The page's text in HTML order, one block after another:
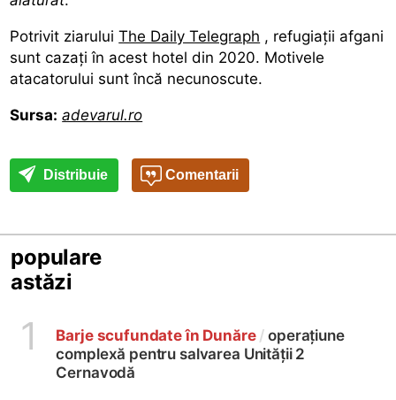
Potrivit ziaruluiThe Daily Telegraph , refugiații afgani
sunt cazați în acest hotel din 2020. Motivele
atacatorului sunt încă necunoscute.
Sursa: adevarul.ro
Distribuie Comentarii
populare
astăzi
1 Barje scufundate în Dunăre / operațiune
complexă pentru salvarea Unității 2
Cernavodă